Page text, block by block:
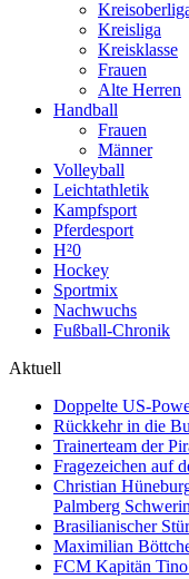
Kreisliga
Kreisklasse
Frauen
Alte Herren
Handball
Frauen
Männer
Volleyball
Leichtathletik
Kampfsport
Pferdesport
H²0
Hockey
Sportmix
Nachwuchs
Fußball-Chronik
Aktuell
Doppelte US-
Rückkehr in die
Trainerteam der
Fragezeichen auf
Christian
Palmberg Schwerin
Brasilianischer
Maximilian
FCM Kapitän